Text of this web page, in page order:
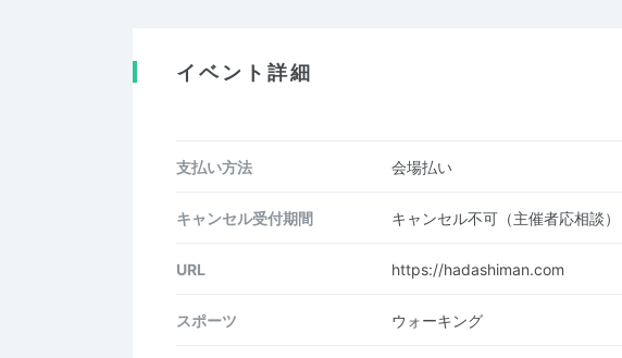
イベント詳細
支払い方法 会場払い
キャンセル受付期間 キャンセル不可（主催者応相談）
URL https://hadashiman.com
スポーツ ウォーキング